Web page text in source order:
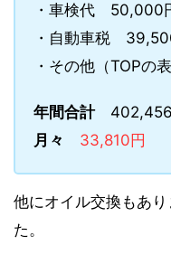
・車検代 50,000
・自動車税
・その他（TOP
年間合計402,456
月々
33,810円
他にオイル交換もあ
た。